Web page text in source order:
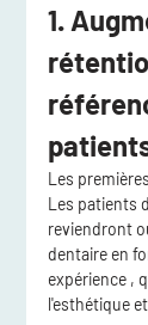
1.
Les
Les patients
reviendront
dentaire en
expérience ,
l'esthétique